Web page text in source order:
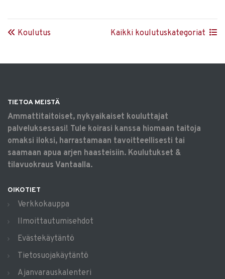
Koulutus Kaikki koulutuskategoriat
TIETOA MEISTÄ
Ammattitaitoiset, nykyaikaiset kouluttajat
palveluksessasi! Tule koirasi kanssa hiomaan taitoja
omaksi iloksi, harrastamaan tavoitteellisesti tai
saamaan apua arjen haasteisiin. Koulutukset &
tilavuokraus Vantaalla.
OIKOTIET
Verkkokauppa
Ilmoittautumisehdot
Evästekäytäntö
Tietosuojakäytäntö
Ajanvarauskalenteri